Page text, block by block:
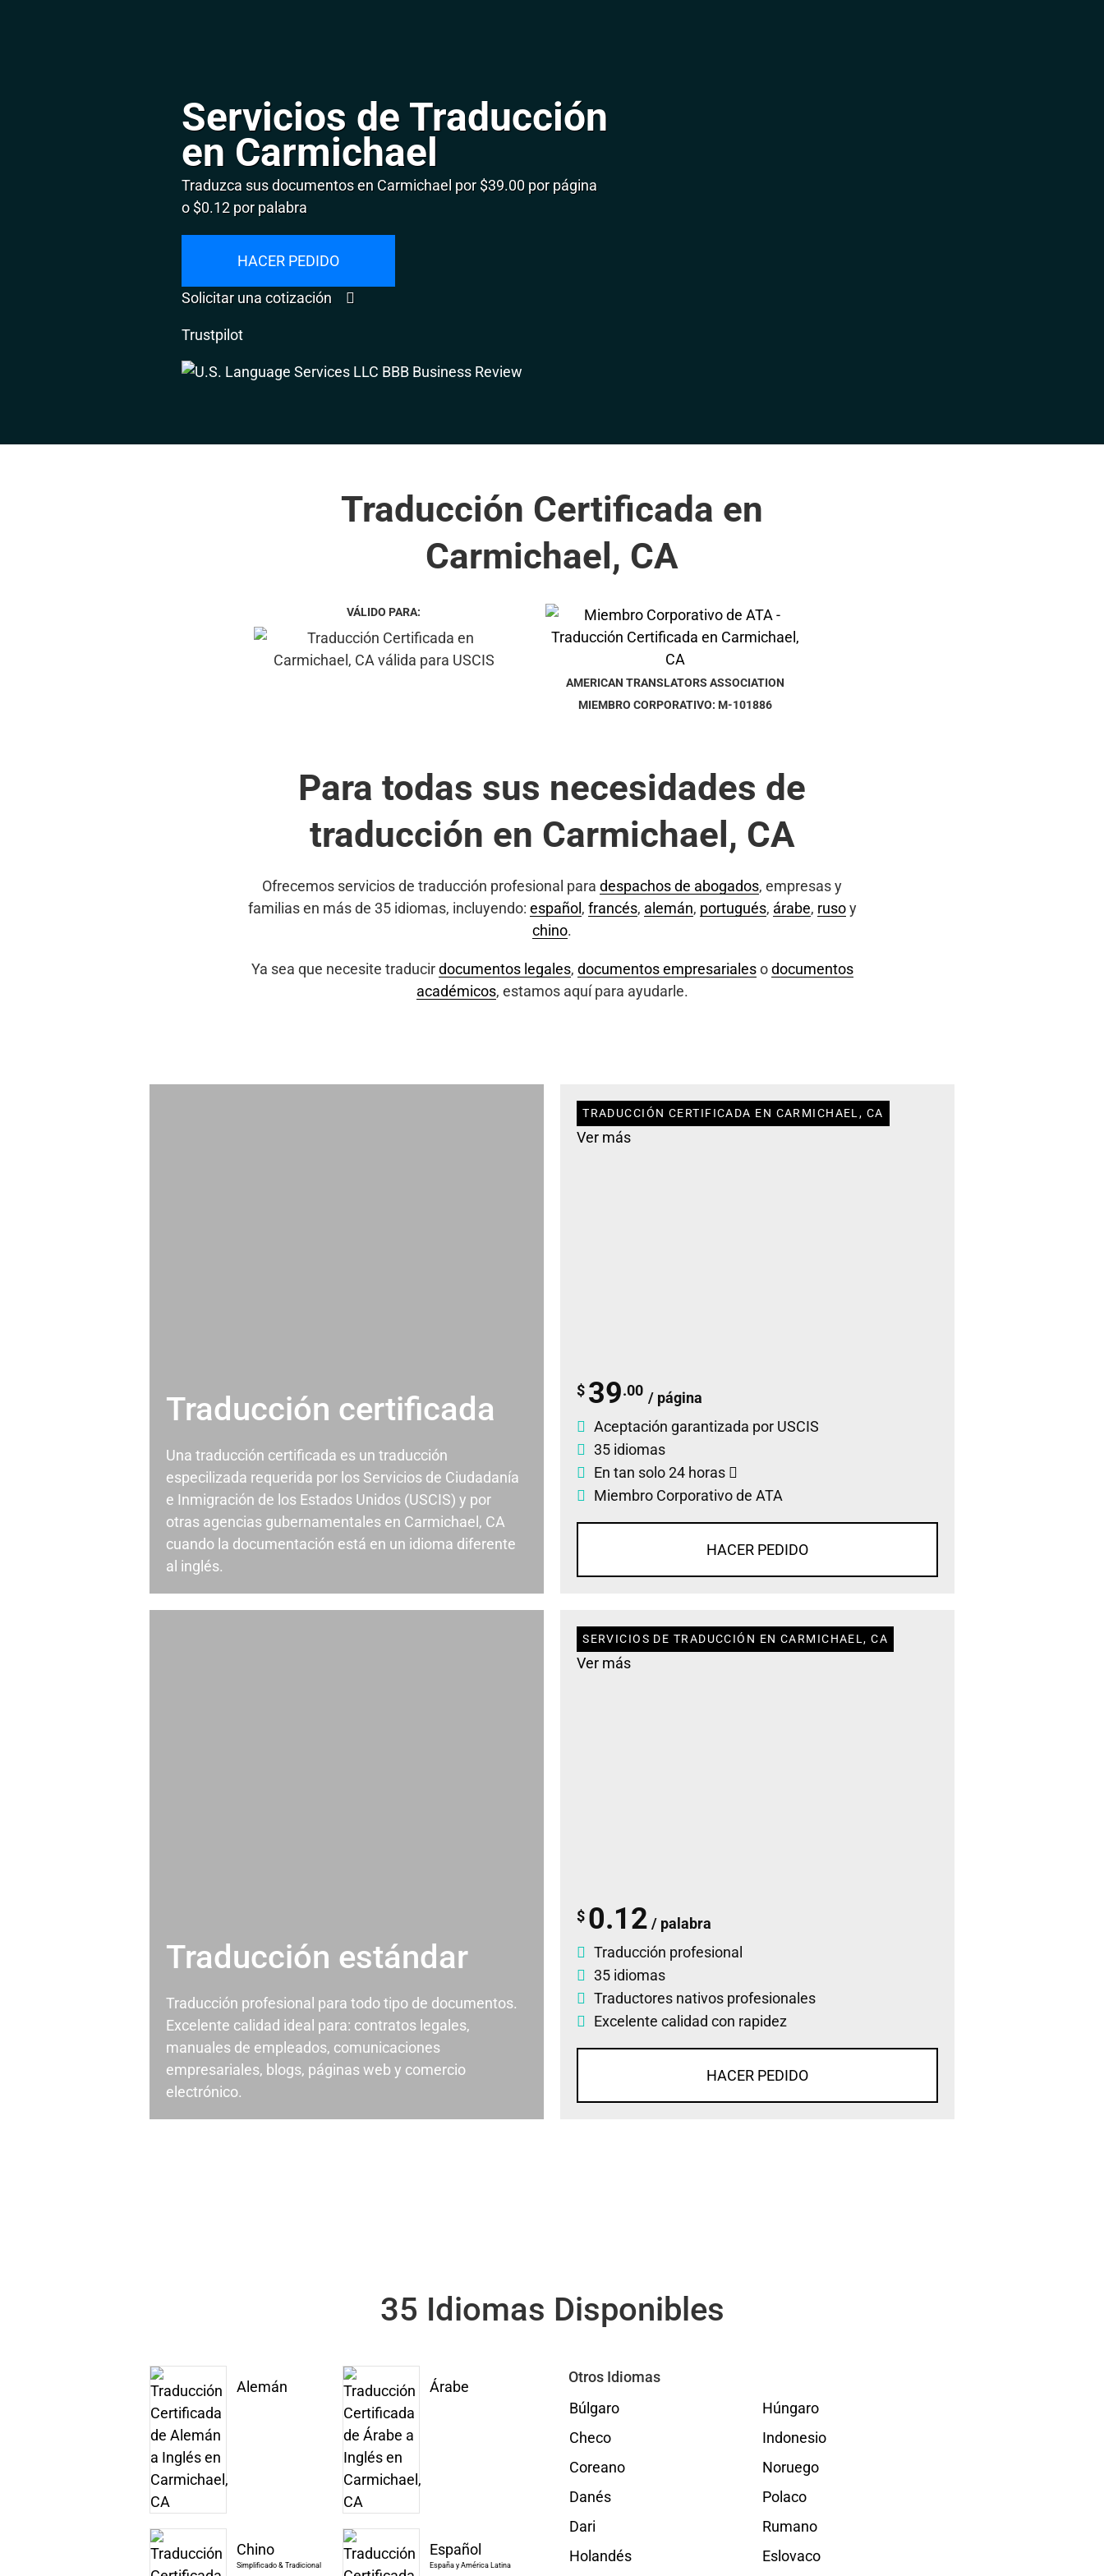
Servicios de Traducción
en Carmichael
Traduzca sus documentos en Carmichael por $39.00 por página
o $0.12 por palabra
HACER PEDIDO
Solicitar una cotización
Trustpilot
Traducción Certificada en
Carmichael, CA
VÁLIDO PARA:
AMERICAN TRANSLATORS ASSOCIATION
MIEMBRO CORPORATIVO: M-101886
Para todas sus necesidades de
traducción en Carmichael, CA
Ofrecemos servicios de traducción profesional para despachos de abogados, empresas y
familias en más de 35 idiomas, incluyendo: español , francés, alemán, portugués, árabe, rusoy
chino.
Ya sea que necesite traducirdocumentos legales, documentos empresarialesodocumentos
académicos, estamos aquí para ayudarle.
Traducción certificada
Una traducción certificada es un traducción
especilizada requerida por los Servicios de Ciudadanía
e Inmigración de los Estados Unidos (USCIS) y por
otras agencias gubernamentales en Carmichael, CA
cuando la documentación está en un idioma diferente
al inglés.
TRADUCCIÓN CERTIFICADA EN CARMICHAEL, CA
Ver más
$ 39.00 / página
Aceptación garantizada por USCIS
35 idiomas
En tan solo 24 horas
Miembro Corporativo de ATA
HACER PEDIDO
Traducción estándar
Traducción profesional para todo tipo de documentos.
Excelente calidad ideal para: contratos legales,
manuales de empleados, comunicaciones
empresariales, blogs, páginas web y comercio
electrónico.
SERVICIOS DE TRADUCCIÓN EN CARMICHAEL, CA
Ver más
$ 0.12 / palabra
Traducción profesional
35 idiomas
Traductores nativos profesionales
Excelente calidad con rapidez
HACER PEDIDO
35 Idiomas Disponibles
Alemán Árabe
Chino
Simplificado & Tradicional
Español
España y América Latina
Otros Idiomas
Búlgaro
Checo
Coreano
Danés
Dari
Holandés
Húngaro
Indonesio
Noruego
Polaco
Rumano
Eslovaco